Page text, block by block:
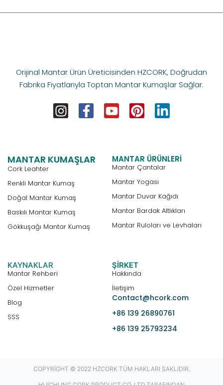
Orijinal Mantar Ürün Üreticisinden HZCORK, Doğrudan
Fabrika Fiyatlarıyla Toptan Mantar Kumaşlar Sağlar.
MANTAR KUMAŞLAR
Cork Leahter
Renkli Mantar Kumaş
Doğal Mantar Kumaş
Baskılı Mantar Kumaş
Gökkuşağı Mantar Kumaş
MANTAR ÜRÜNLERI
Mantar Çantalar
Mantar Yogası
Mantar Duvar Kağıdı
Mantar Bardak Altlıkları
Mantar Ruloları ve Levhaları
KAYNAKLAR
Mantar Rehberi
Özel Hizmetler
Blog
SSS
ŞIRKET
Hakkında
İletişim
Contact@hcork.com
+86 139 26890761
+86 139 25793234
COPYRIGHT © 2022 HZCORK TÜM HAKLARI SAKLIDIR.